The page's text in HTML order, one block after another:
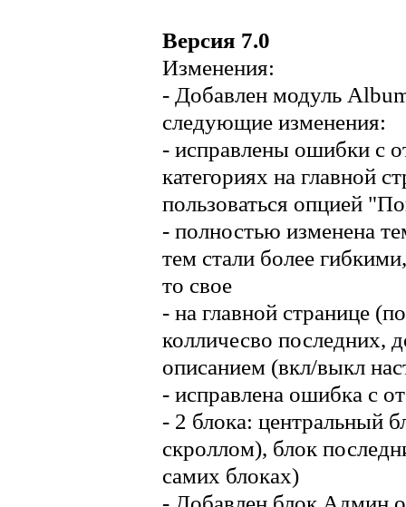
Версия 7.0
Изменения:
- Добавлен модуль
следующие изменения:
- исправлены ошибки с
категориях на главной
пользоваться опцией
- полностью изменена
тем стали более
то свое
- на главной странице
колличесво последних,
описанием (вкл/выкл
- исправлена ошибка с
- 2 блока: центральный
скроллом), блок
самих блоках)